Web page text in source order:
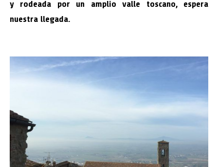
y rodeada por un amplio valle toscano, espera
nuestra llegada.